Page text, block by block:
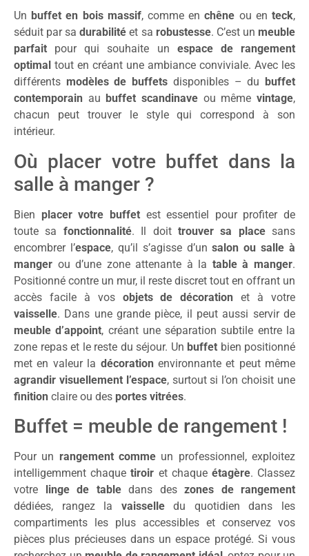
Un buffet en bois massif, comme enchêne ou enteck,
séduit par sadurabilité et sa robustesse. C’est un meuble
parfait pour qui souhaite un espace de rangement
optimal tout en créant une ambiance conviviale. Avec les
différents modèles de buffets disponibles – du
buffet
contemporain au buffet scandinave ou mêmevintage,
chacun peut trouver le style qui correspond à son
intérieur.
Où placer votre buffet dans la
salle à manger ?
Bien placer votre buffetest essentiel pour profiter de
toute sa fonctionnalité. Il doit trouver sa placesans
encombrer l’espace, qu’il s’agisse d’unsalon ou salle à
manger ou d’une zone attenante à la table à manger.
Positionné contre un mur, il reste discret tout en offrant un
accès facile à vos objets de décoration et à votre
vaisselle. Dans une grande pièce, il peut aussi servir de
meuble d’appoint, créant une séparation subtile entre la
zone repas et le reste du séjour. Un buffet bien positionné
met en valeur la décoration environnante et peut même
agrandir visuellement l’espace, surtout si l’on choisit une
finition claire ou des portes vitrées.
Buffet = meuble de rangement !
Pour un rangement comme un professionnel, exploitez
intelligemment chaquetiroir et chaque étagère. Classez
votre linge de tabledans des zones de rangement
dédiées, rangez la vaisselledu quotidien dans les
compartiments les plus accessibles et conservez vos
pièces plus précieuses dans un espace protégé. Si vous